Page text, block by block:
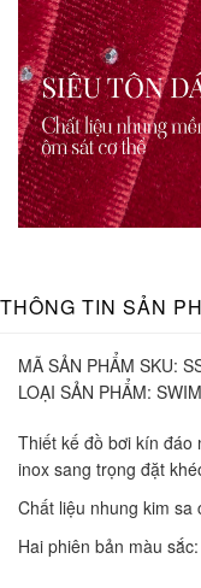
THÔNG TIN SẢN
MÃ SẢN PHẨM SKU:
LOẠI SẢN PHẨM:
Thiết kế đồ bơi kín đáo
inox sang trọng đặt
Chất liệu nhung kim
Hai phiên bản màu sắc: